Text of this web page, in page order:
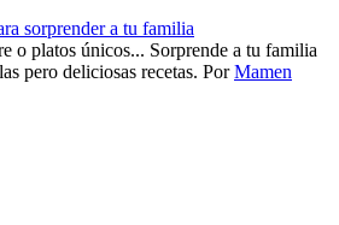
sorprender a tu familia
o platos únicos... Sorprende a tu familia
pero deliciosas recetas. PorMamen